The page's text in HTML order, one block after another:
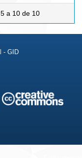
a 10 de 10
- GID